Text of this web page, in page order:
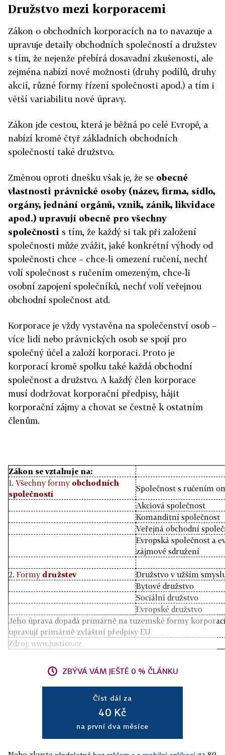
Družstvo mezi korporacemi
Zákon o obchodních korporacích na to navazuje a
upravuje detaily obchodních společností a družstev
s tím, že nejenže přebírá dosavadní zkušenosti, ale
zejména nabízí nové možnosti (druhy podílů, druhy
akcií, různé formy řízení společnosti apod.) a tím i
větší variabilitu nové úpravy.
Zákon jde cestou, která je běžná po celé Evropě, a
nabízí kromě čtyř základních obchodních
společností také družstvo.
Změnou oproti dnešku však je, že se obecné
vlastnosti právnické osoby (název, firma, sídlo,
orgány, jednání orgánů, vznik, zánik, likvidace
apod.) upravují obecně pro všechny
společnosti s tím, že každý si tak při založení
společnosti může zvážit, jaké konkrétní výhody od
společnosti chce – chce-li omezení ručení, nechť
volí společnost s ručením omezeným, chce-li
osobní zapojení společníků, nechť volí veřejnou
obchodní společnost atd.
Korporace je vždy vystavěna na společenství osob –
více lidí nebo právnických osob se spojí pro
společný účel a založí korporaci. Proto je
korporací kromě spolku také každá obchodní
společnost a družstvo. A každý člen korporace
musí dodržovat korporační předpisy, hájit
korporační zájmy a chovat se čestně k ostatním
členům.
Zákon se vztahuje na:
1. Všechny formy obchodních
společností
Společnost s ručením
Akciová společnost
Komanditní společnost
Veřejná obchodní
Evropská společnost a
zájmové sdružení
2. Formy družstev
Družstvo v užším
Bytové družstvo
Sociální družstvo
Evropské družstvo
Jeho úprava dopadá primárně na tuzemské formy
upravují primárně zvláštní předpisy EU
Zdroj: www.justice.cz
ZBÝVÁ VÁM JEŠTĚ 0 % ČLÁNKU
Číst dál za
40 Kč
na první dva měsíce